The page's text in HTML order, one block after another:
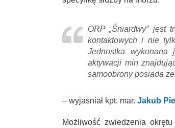
ORP „Śniardwy” jest
kontaktowych i nie
Jednostka wykonana
aktywacji min
samoobrony posiada
– wyjaśniał kpt. mar. Jakub
Możliwość zwiedzenia